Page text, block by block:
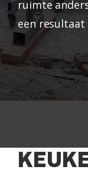
ruimte
een